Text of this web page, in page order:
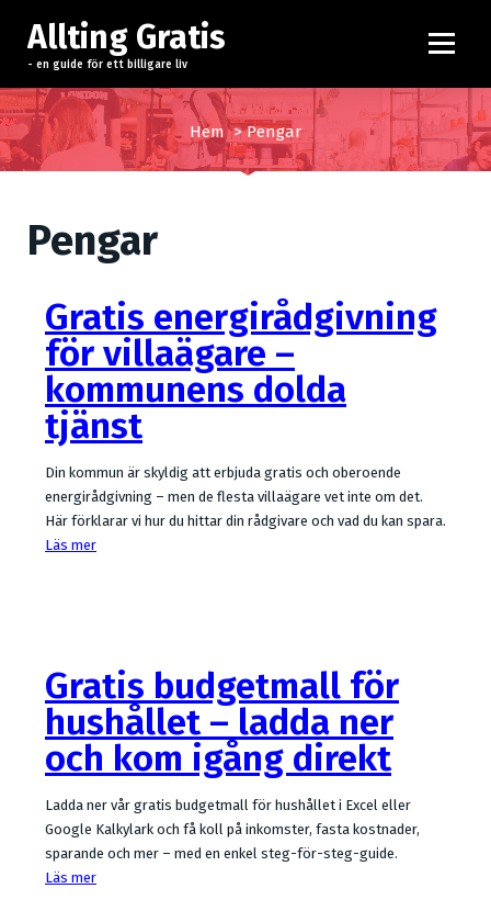
p
a
t
i
Allting Gratis
- en guide för ett billigare liv
Hem>Pengar
Pengar
Gratis energirådgivning
för villaägare –
kommunens dolda
tjänst
Din kommun är skyldig att erbjuda gratis och oberoende
energirådgivning – men de flesta villaägare vet inte om det.
Här förklarar vi hur du hittar din rådgivare och vad du kan spara.
Läs mer
Gratis budgetmall för
hushållet – ladda ner
och kom igång direkt
Ladda ner vår gratis budgetmall för hushållet i Excel eller
Google Kalkylark och få koll på inkomster, fasta kostnader,
sparande och mer – med en enkel steg-för-steg-guide.
Läs mer